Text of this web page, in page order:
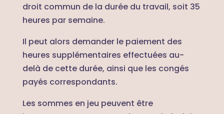
droit commun de la durée du travail, soit 35
heures par semaine.
Il peut alors demander le paiement des
heures supplémentaires effectuées au-
delà de cette durée, ainsi que les congés
payés correspondants.
Les sommes en jeu peuvent être